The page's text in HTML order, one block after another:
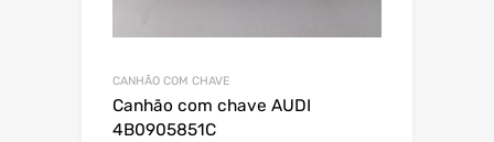
CANHÃO COM CHAVE
Canhão com chave AUDI
4B0905851C